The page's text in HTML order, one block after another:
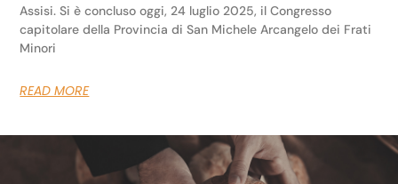
Assisi. Si è concluso oggi, 24 luglio 2025, il Congresso
capitolare della Provincia di San Michele Arcangelo dei Frati
Minori
READ MORE